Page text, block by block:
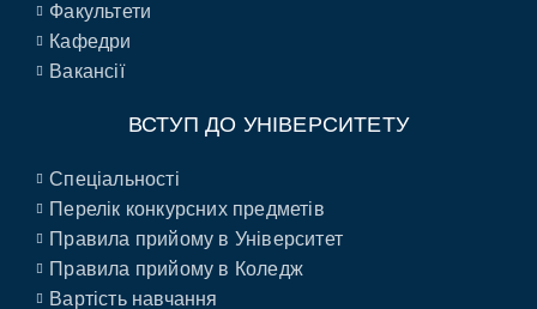
Факультети
Кафедри
Вакансії
ВСТУП ДО УНІВЕРСИТЕТУ
Спеціальності
Перелік конкурсних предметів
Правила прийому в Університет
Правила прийому в Коледж
Вартість навчання